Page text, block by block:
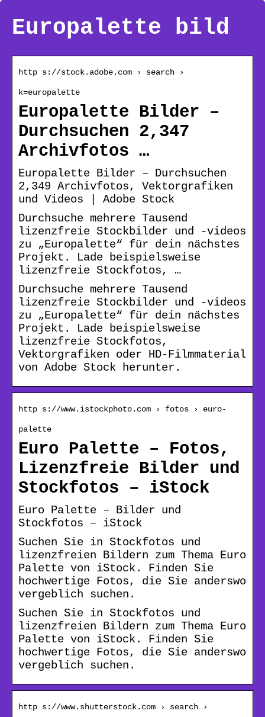
Europalette bild
http s://stock.adobe.com › search ›
k=europalette
Europalette Bilder –
Durchsuchen 2,347
Archivfotos …
Europalette Bilder – Durchsuchen
2,349 Archivfotos, Vektorgrafiken
und Videos | Adobe Stock
Durchsuche mehrere Tausend
lizenzfreie Stockbilder und -videos
zu „Europalette“ für dein nächstes
Projekt. Lade beispielsweise
lizenzfreie Stockfotos, …
Durchsuche mehrere Tausend
lizenzfreie Stockbilder und -videos
zu „Europalette“ für dein nächstes
Projekt. Lade beispielsweise
lizenzfreie Stockfotos,
Vektorgrafiken oder HD-Filmmaterial
von Adobe Stock herunter.
http s://www.istockphoto.com › fotos › euro-
palette
Euro Palette – Fotos,
Lizenzfreie Bilder und
Stockfotos – iStock
Euro Palette – Bilder und
Stockfotos – iStock
Suchen Sie in Stockfotos und
lizenzfreien Bildern zum Thema Euro
Palette von iStock. Finden Sie
hochwertige Fotos, die Sie anderswo
vergeblich suchen.
Suchen Sie in Stockfotos und
lizenzfreien Bildern zum Thema Euro
Palette von iStock. Finden Sie
hochwertige Fotos, die Sie anderswo
vergeblich suchen.
http s://www.shutterstock.com › search ›